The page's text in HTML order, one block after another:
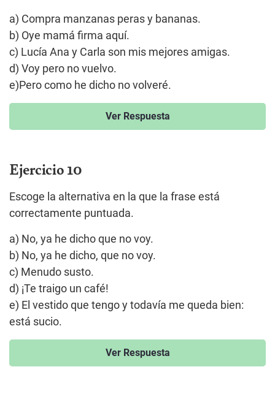
a) Compra manzanas peras y bananas.
b) Oye mamá firma aquí.
c) Lucía Ana y Carla son mis mejores amigas.
d) Voy pero no vuelvo.
e)Pero como he dicho no volveré.
Ver Respuesta
Ejercicio 10
Escoge la alternativa en la que la frase está
correctamente puntuada.
a) No, ya he dicho que no voy.
b) No, ya he dicho, que no voy.
c) Menudo susto.
d) ¡Te traigo un café!
e) El vestido que tengo y todavía me queda bien:
está sucio.
Ver Respuesta